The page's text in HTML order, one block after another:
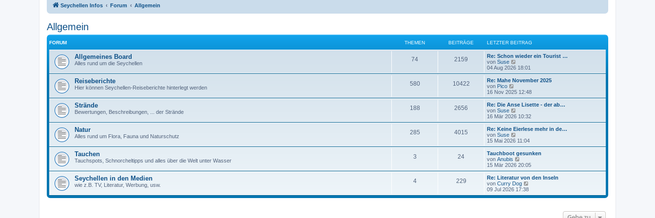
Seychellen Infos Forum Allgemein
Allgemein
FORUM THEMEN BEITRÄGE LETZTER BEITRAG
Allgemeines Board
Alles rund um die Seychellen
74 2159
Re: Schon wieder ein Tourist …
von Suse
e
u
e
t
B
e
i
r
g
04 Aug 2026 18:01
Reiseberichte
Hier können Seychellen-Reiseberichte hinterlegt werden
580 10422
Re: Mahe November 2025
von Pico
e
u
e
s
t
r
B
e
i
r
a
g
16 Nov 2025 12:48
Strände
Bewertungen, Beschreibungen, ... der Strände
188 2656
Re: Die Anse Lisette - der ab…
von Suse
e
u
e
t
B
e
i
r
a
g
16 Mär 2026 10:32
Natur
Alles rund um Flora, Fauna und Naturschutz
285 4015
Re: Keine Eierlese mehr in de…
von Suse
e
u
e
s
t
B
e
i
t
15 Mai 2026 11:04
Tauchen
Tauchspots, Schnorcheltipps und alles über die Welt unter Wasser
3 24
Tauchboot gesunken
von Anubis
e
u
e
s
t
r
15 Mär 2026 20:05
Seychellen in den Medien
wie z.B. TV, Literatur, Werbung, usw.
4 229
Re: Literatur von den Inseln
von Curry Dog
u
09 Jul 2026 17:38